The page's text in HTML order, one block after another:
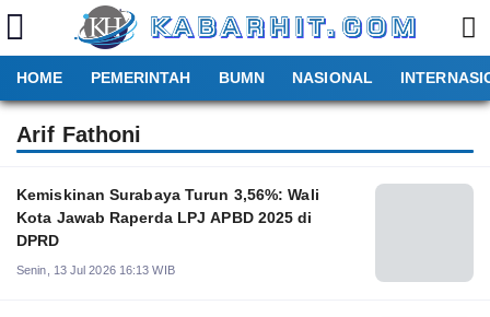
HOME PEMERINTAH BUMN NASIONAL
Arif Fathoni
Kemiskinan Surabaya Turun 3,56%: Wali
Kota Jawab Raperda LPJ APBD 2025 di
DPRD
Senin, 13 Jul 2026 16:13 WIB